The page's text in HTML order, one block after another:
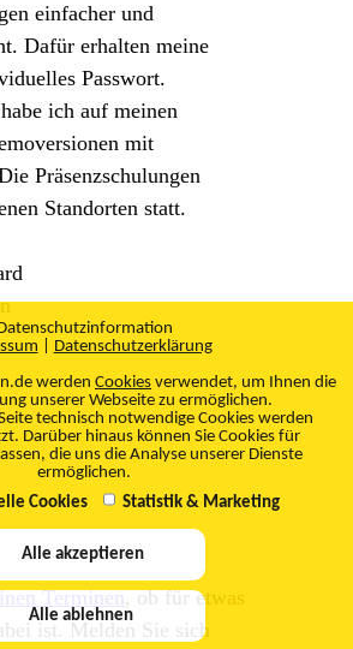
einfacher und
Dafür erhalten meine
Passwort.
ich auf meinen
mit
Präsenzschulungen
Standorten statt.
Terminen, ob für etwas
ist. Melden Sie sich
Datenschutzerklärung
werden Cookies verwendet, um Ihnen die
unserer Webseite zu ermöglichen.
technisch notwendige Cookies werden
Darüber hinaus können Sie Cookies für
die uns die Analyse unserer Dienste
ermöglichen.
Cookies
Statistik & Marketing
Alle akzeptieren
Alle ablehnen